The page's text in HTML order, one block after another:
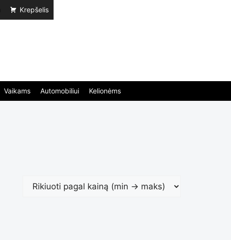
Krepšelis
Vaikams Automobiliui Kelionėms